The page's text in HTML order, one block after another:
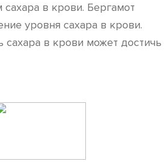
в крови. Бергамот
уровня сахара в крови.
в крови может достичь